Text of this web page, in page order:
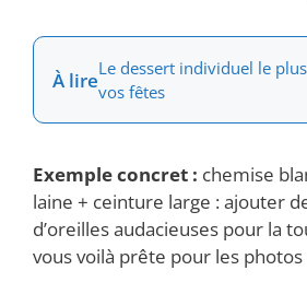
À lireLe dessert individuel le
vos fêtes
Exemple concret : chemise
laine + ceinture large : ajouter
d’oreilles audacieuses pour la
vous voilà prête pour les